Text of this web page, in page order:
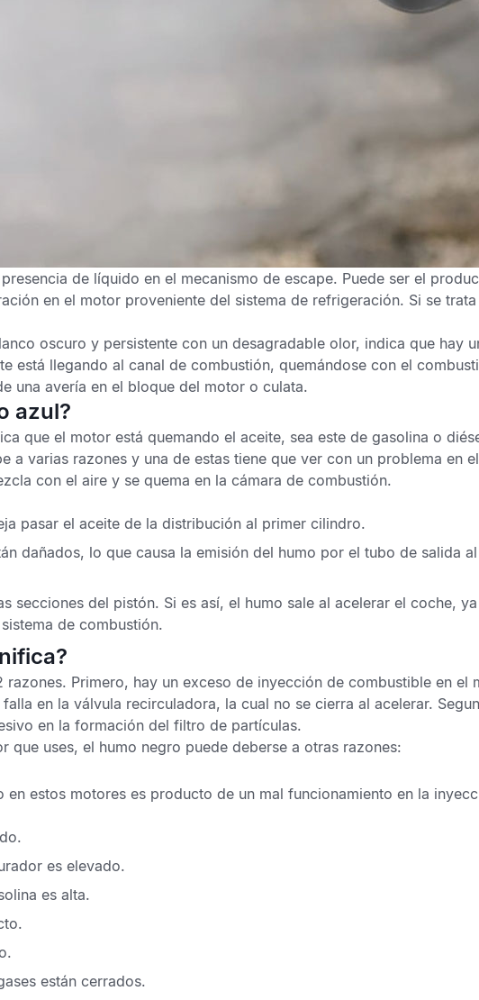
de líquido en el mecanismo de escape. Puede ser el
en el motor proveniente del sistema de refrigeración. Si se
oscuro y persistente con un desagradable olor, indica que hay
está llegando al canal de combustión, quemándose con el
una avería en el bloque del motor o culata.
azul?
que el motor está quemando el aceite, sea este de gasolina o
a varias razones y una de estas tiene que ver con un problema en
con el aire y se quema en la cámara de combustión.
pasar el aceite de la distribución al primer cilindro.
dañados, lo que causa la emisión del humo por el tubo de salida
secciones del pistón. Si es así, el humo sale al acelerar el coche,
de combustión.
razones. Primero, hay un exceso de inyección de combustible en el
en la válvula recirculadora, la cual no se cierra al acelerar.
en la formación del filtro de partículas.
que uses, el humo negro puede deberse a otras razones:
en estos motores es producto de un mal funcionamiento en la
es elevado.
es alta.
están cerrados.